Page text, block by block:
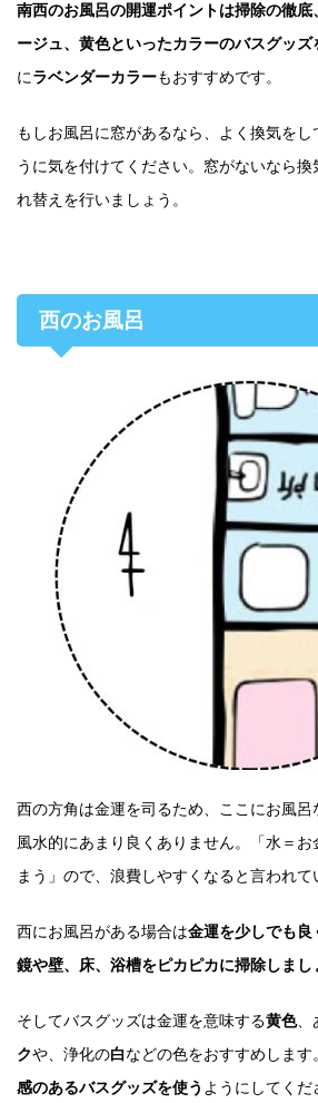
南西のお風呂の開運ポイントは掃除の徹
ージュ、黄色といったカラーのバスグッズ
にラベンダーカラーもおすすめです。
もしお風呂に窓があるなら、よく換気をし
うに気を付けてください。窓がないなら換
れ替えを行いましょう。
西のお風呂
西の方角は金運を司るため、ここにお風
風水的にあまり良くありません。「水＝お
まう」ので、浪費しやすくなると言われて
西にお風呂がある場合は金運を少しでも良
鏡や壁、床、浴槽をピカピカに掃除しまし
そしてバスグッズは金運を意味する黄色、
クや、浄化の白などの色をおすすめします
感のあるバスグッズを使う ようにしてくだ